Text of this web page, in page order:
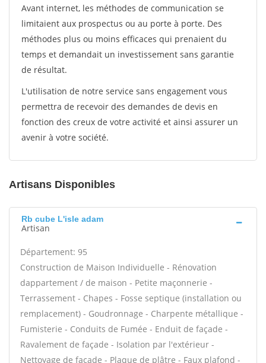
Avant internet, les méthodes de communication se
limitaient aux prospectus ou au porte à porte. Des
méthodes plus ou moins efficaces qui prenaient du
temps et demandait un investissement sans garantie
de résultat.
L'utilisation de notre service sans engagement vous
permettra de recevoir des demandes de devis en
fonction des creux de votre activité et ainsi assurer un
avenir à votre société.
Artisans Disponibles
Rb cube L'isle adam
Artisan
Département: 95
Construction de Maison Individuelle - Rénovation
dappartement / de maison - Petite maçonnerie -
Terrassement - Chapes - Fosse septique (installation ou
remplacement) - Goudronnage - Charpente métallique -
Fumisterie - Conduits de Fumée - Enduit de façade -
Ravalement de façade - Isolation par l'extérieur -
Nettoyage de façade - Plaque de plâtre - Faux plafond -